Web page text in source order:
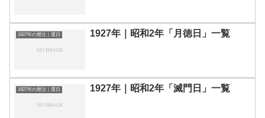
1927年の暦注｜選日 1927年｜昭和2年「月徳日」一覧
1927年の暦注｜選日 1927年｜昭和2年「滅門日」一覧